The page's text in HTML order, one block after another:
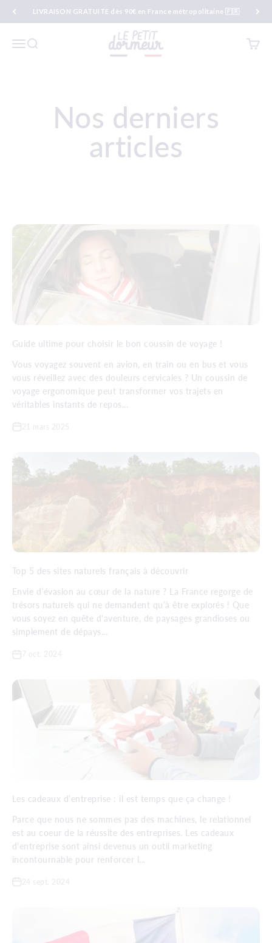
LIVRAISON GRATUITE dès 90€ en France métropolitaine 🇫🇷
MenuRecherche
Le Petit Dormeur
Panier
Nos derniers
articles
Guide ultime pour choisir le bon coussin de voyage !
Vous voyagez souvent en avion, en train ou en bus et vous
vous réveillez avec des douleurs cervicales ? Un coussin de
voyage ergonomique peut transformer vos trajets en
véritables instants de repos...
Top 5 des sites naturels français à découvrir
Envie d’évasion au cœur de la nature ? La France regorge de
trésors naturels qui ne demandent qu’à être explorés ! Que
vous soyez en quête d'aventure, de paysages grandioses ou
simplement de dépays...
Les cadeaux d’entreprise : il est temps que ça change !
Parce que nous ne sommes pas des machines, le relationnel
est au coeur de la réussite des entreprises. Les cadeaux
d'entreprise sont ainsi devenus un outil marketing
incontournable pour renforcer l...